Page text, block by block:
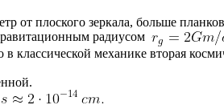
от плоского зеркала, больше
радиусом
механике вторая